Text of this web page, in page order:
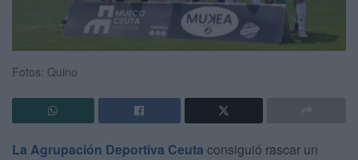
Fotos: Quino
La Agrupación Deportiva Ceuta consiguió rascar un